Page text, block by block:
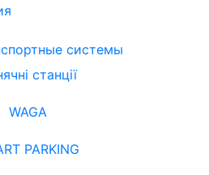
системы
станції
WAGA
PARKING